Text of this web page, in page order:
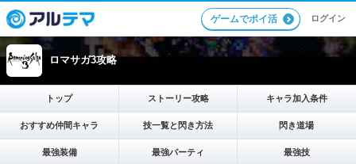
ゲームでポイ活 ログイン
ロマサガ3攻略
トップ ストーリー攻略 キャラ加入条件
おすすめ仲間キャラ 技一覧と閃き方法 閃き道場
最強装備 最強パーティ 最強技